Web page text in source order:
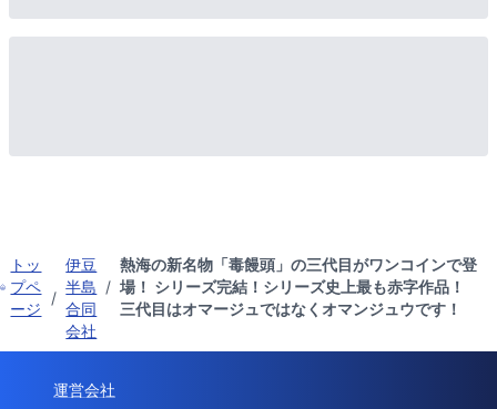
トッ
プペ
ージ
/
伊豆
半島
合同
会社
/
熱海の新名物「毒饅頭」の三代目がワンコインで登
場！ シリーズ完結！シリーズ史上最も赤字作品！
三代目はオマージュではなくオマンジュウです！
運営会社